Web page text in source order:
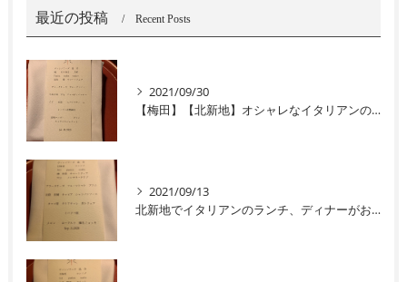
最近の投稿 Recent Posts
2021/09/30
【梅田】【北新地】オシャレなイタリアンのお店‘‘ユニコ‘‘
2021/09/13
北新地でイタリアンのランチ、ディナーがおすすめユニコ